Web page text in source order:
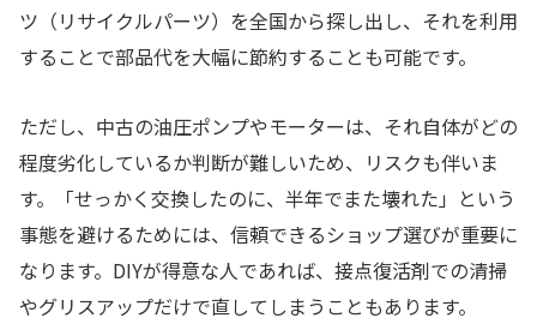
ツ（リサイクルパーツ）を全国から探し出し、それを利用
することで部品代を大幅に節約することも可能です。
ただし、中古の油圧ポンプやモーターは、それ自体がどの
程度劣化しているか判断が難しいため、リスクも伴いま
す。「せっかく交換したのに、半年でまた壊れた」という
事態を避けるためには、信頼できるショップ選びが重要に
なります。DIYが得意な人であれば、接点復活剤での清掃
やグリスアップだけで直してしまうこともあります。